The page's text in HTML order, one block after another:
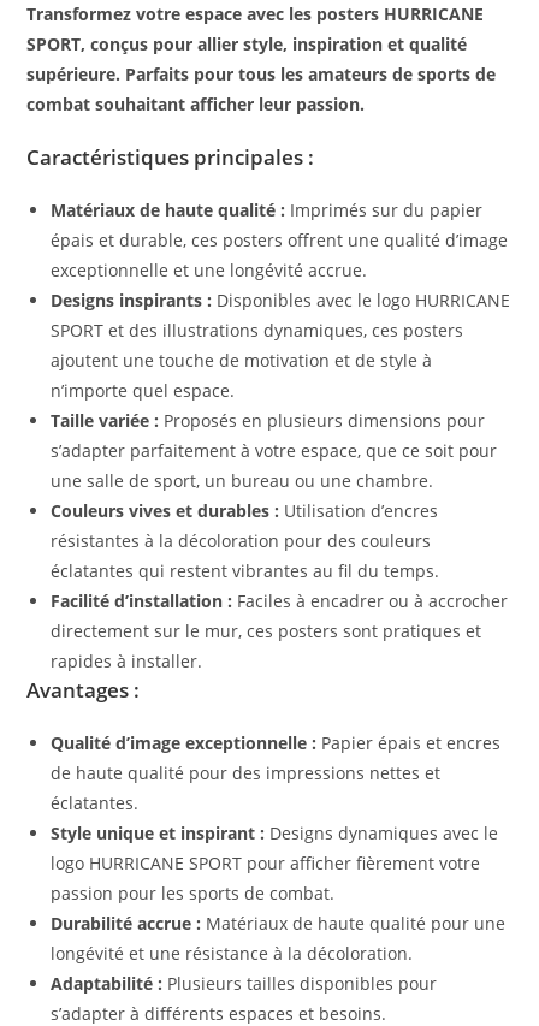
Transformez votre espace avec les posters HURRICANE
SPORT, conçus pour allier style, inspiration et qualité
supérieure. Parfaits pour tous les amateurs de sports de
combat souhaitant afficher leur passion.
Caractéristiques principales :
Matériaux de haute qualité : Imprimés sur du papier
épais et durable, ces posters offrent une qualité d’image
exceptionnelle et une longévité accrue.
Designs inspirants : Disponibles avec le logo HURRICANE
SPORT et des illustrations dynamiques, ces posters
ajoutent une touche de motivation et de style à
n’importe quel espace.
Taille variée : Proposés en plusieurs dimensions pour
s’adapter parfaitement à votre espace, que ce soit pour
une salle de sport, un bureau ou une chambre.
Couleurs vives et durables : Utilisation d’encres
résistantes à la décoloration pour des couleurs
éclatantes qui restent vibrantes au fil du temps.
Facilité d’installation : Faciles à encadrer ou à accrocher
directement sur le mur, ces posters sont pratiques et
rapides à installer.
Avantages :
Qualité d’image exceptionnelle : Papier épais et encres
de haute qualité pour des impressions nettes et
éclatantes.
Style unique et inspirant : Designs dynamiques avec le
logo HURRICANE SPORT pour afficher fièrement votre
passion pour les sports de combat.
Durabilité accrue : Matériaux de haute qualité pour une
longévité et une résistance à la décoloration.
Adaptabilité : Plusieurs tailles disponibles pour
s’adapter à différents espaces et besoins.